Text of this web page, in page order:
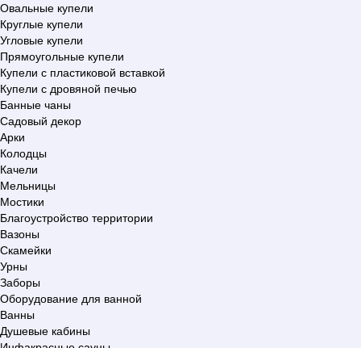
Овальные купели
Круглые купели
Угловые купели
Прямоугольные купели
Купели с пластиковой вставкой
Купели с дровяной печью
Банные чаны
Садовый декор
Арки
Колодцы
Качели
Мельницы
Мостики
Благоустройство территории
Вазоны
Скамейки
Урны
Заборы
Оборудование для ванной
Ванны
Душевые кабины